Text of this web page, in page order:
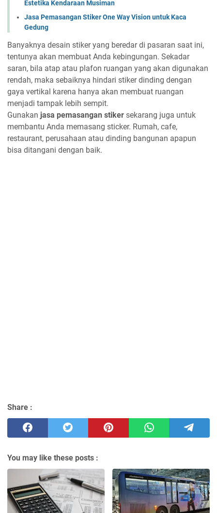
Estetika Kendaraan Musiman
Jasa Pemasangan Stiker One Way Vision untuk Kaca
Gedung
Banyaknya desain stiker yang beredar di pasaran saat ini,
tentunya akan membuat Anda kebingungan. Sekadar
saran, bila atap atau plafon ruangan yang akan digunakan
rendah, maka sebaiknya hindari stiker dinding dengan
gaya vertikal karena hanya akan membuat ruangan
menjadi tampak lebih sempit.
Gunakan jasa pemasangan stiker sekarang juga untuk
membantu Anda memasang sticker. Rumah, cafe,
restaurant, perusahaan atau dinding bangunan apapun
bisa ditangani dengan baik.
Share :
You may like these posts :